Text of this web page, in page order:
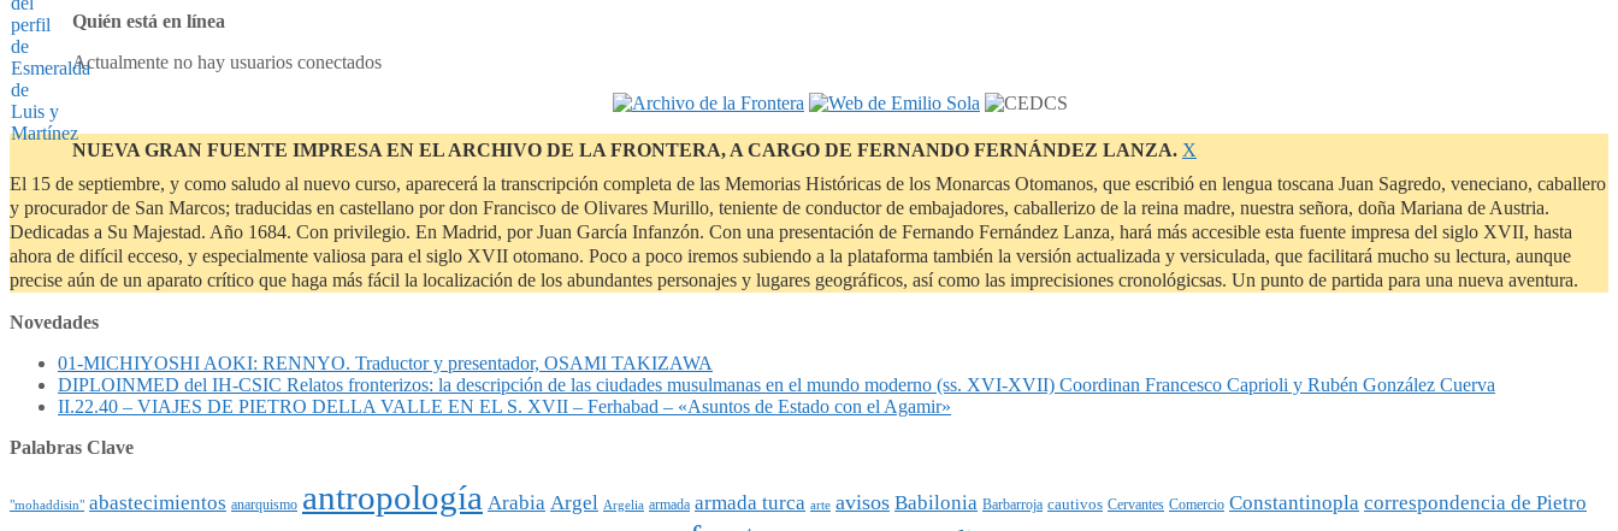
Quién está en línea
Actualmente no hay usuarios conectados
NUEVA GRAN FUENTE IMPRESA EN EL ARCHIVO DE LA FRONTERA, A CARGO DE FERNANDO FERNÁNDEZ LANZA. Descartar
aviso
Χ
El 15 de septiembre, y como saludo al nuevo curso, aparecerá la transcripción completa de las Memorias Históricas de los Monarcas Otomanos, que escribió en lengua toscana Juan Sagredo, veneciano, caballero
y procurador de San Marcos; traducidas en castellano por don Francisco de Olivares Murillo, teniente de conductor de embajadores, caballerizo de la reina madre, nuestra señora, doña Mariana de Austria.
Dedicadas a Su Majestad. Año 1684. Con privilegio. En Madrid, por Juan García Infanzón. Con una presentación de Fernando Fernández Lanza, hará más accesible esta fuente impresa del siglo XVII, hasta
ahora de difícil ecceso, y especialmente valiosa para el siglo XVII otomano. Poco a poco iremos subiendo a la plataforma también la versión actualizada y versiculada, que facilitará mucho su lectura, aunque
precise aún de un aparato crítico que haga más fácil la localización de los abundantes personajes y lugares geográficos, así como las imprecisiones cronológicsas. Un punto de partida para una nueva aventura.
Novedades
01-MICHIYOSHI AOKI: RENNYO. Traductor y presentador, OSAMI TAKIZAWA
DIPLOINMED del IH-CSIC Relatos fronterizos: la descripción de las ciudades musulmanas en el mundo moderno (ss. XVI-XVII) Coordinan Francesco Caprioli y Rubén González Cuerva
II.22.40 – VIAJES DE PIETRO DELLA VALLE EN EL S. XVII – Ferhabad – «Asuntos de Estado con el Agamir»
Palabras Clave
"mohaddisin" abastecimientos anarquismo antropología Arabia Argel Argelia armada armada turca arte avisos Babilonia Barbarroja cautivos Cervantes Comercio Constantinopla correspondencia de Pietro